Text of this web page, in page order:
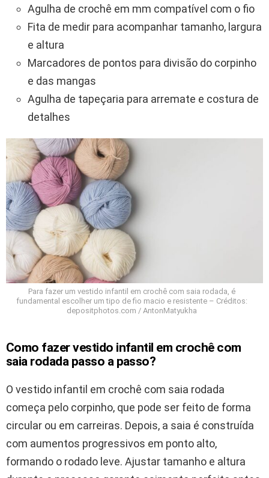
Agulha de crochê em mm compatível com o fio
Fita de medir para acompanhar tamanho, largura
e altura
Marcadores de pontos para divisão do corpinho
e das mangas
Agulha de tapeçaria para arremate e costura de
detalhes
Para fazer um vestido infantil em crochê com saia rodada, é
fundamental escolher um tipo de fio macio e resistente – Créditos:
depositphotos.com / AntonMatyukha
Como fazer vestido infantil em crochê com
saia rodada passo a passo?
O vestido infantil em crochê com saia rodada
começa pelo corpinho, que pode ser feito de forma
circular ou em carreiras. Depois, a saia é construída
com aumentos progressivos em ponto alto,
formando o rodado leve. Ajustar tamanho e altura